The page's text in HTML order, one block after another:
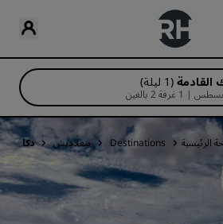
القادمة (1 ليلة)
الرئيسية Destinations بنغلاديش دكا